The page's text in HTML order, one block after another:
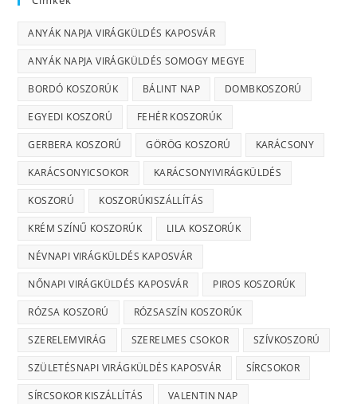
ANYÁK NAPJA VIRÁGKÜLDÉS KAPOSVÁR
ANYÁK NAPJA VIRÁGKÜLDÉS SOMOGY MEGYE
BORDÓ KOSZORÚK BÁLINT NAP DOMBKOSZORÚ
EGYEDI KOSZORÚ FEHÉR KOSZORÚK
GERBERA KOSZORÚ GÖRÖG KOSZORÚ KARÁCSONY
KARÁCSONYICSOKOR KARÁCSONYIVIRÁGKÜLDÉS
KOSZORÚ KOSZORÚKISZÁLLÍTÁS
KRÉM SZÍNŰ KOSZORÚK LILA KOSZORÚK
NÉVNAPI VIRÁGKÜLDÉS KAPOSVÁR
NŐNAPI VIRÁGKÜLDÉS KAPOSVÁR PIROS KOSZORÚK
RÓZSA KOSZORÚ RÓZSASZÍN KOSZORÚK
SZERELEMVIRÁG SZERELMES CSOKOR SZÍVKOSZORÚ
SZÜLETÉSNAPI VIRÁGKÜLDÉS KAPOSVÁR SÍRCSOKOR
SÍRCSOKOR KISZÁLLÍTÁS VALENTIN NAP